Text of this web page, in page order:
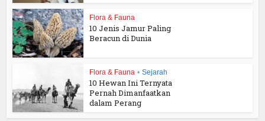
Flora & Fauna
10 Jenis Jamur Paling
Beracun di Dunia
Flora & Fauna • Sejarah
10 Hewan Ini Ternyata
Pernah Dimanfaatkan
dalam Perang